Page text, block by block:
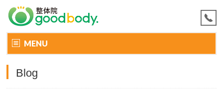
MENU
Blog